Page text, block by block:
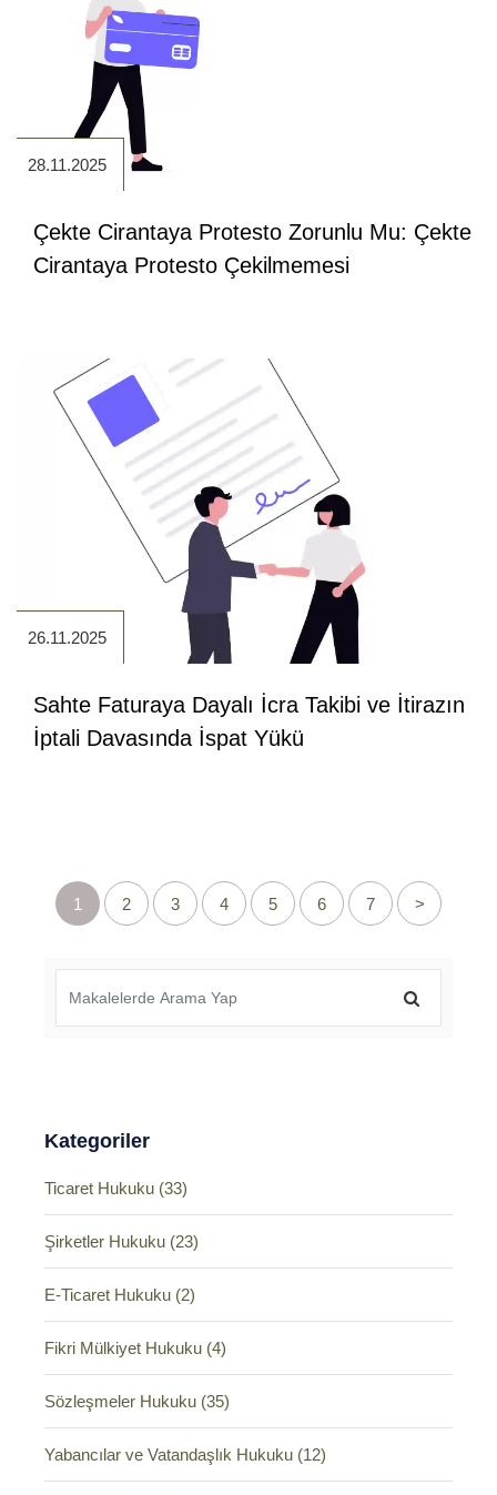
28.11.2025
Çekte Cirantaya Protesto Zorunlu Mu: Çekte
Cirantaya Protesto Çekilmemesi
26.11.2025
Sahte Faturaya Dayalı İcra Takibi ve İtirazın
İptali Davasında İspat Yükü
1 2 3 4 5 6 7 >
Kategoriler
Ticaret Hukuku (33)
Şirketler Hukuku (23)
E-Ticaret Hukuku (2)
Fikri Mülkiyet Hukuku (4)
Sözleşmeler Hukuku (35)
Yabancılar ve Vatandaşlık Hukuku (12)